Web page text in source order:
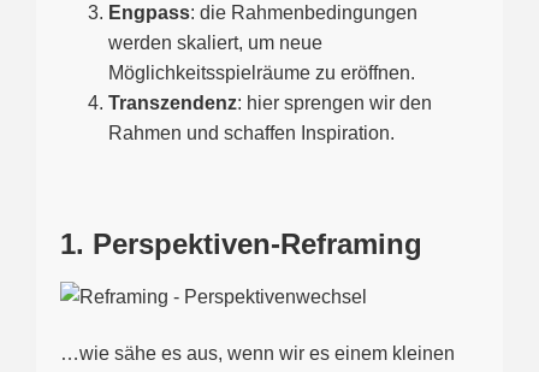
Engpass: die Rahmenbedingungen
werden skaliert, um neue
Möglichkeitsspielräume zu eröffnen.
Transzendenz: hier sprengen wir den
Rahmen und schaffen Inspiration.
1. Perspektiven-Reframing
…wie sähe es aus, wenn wir es einem kleinen